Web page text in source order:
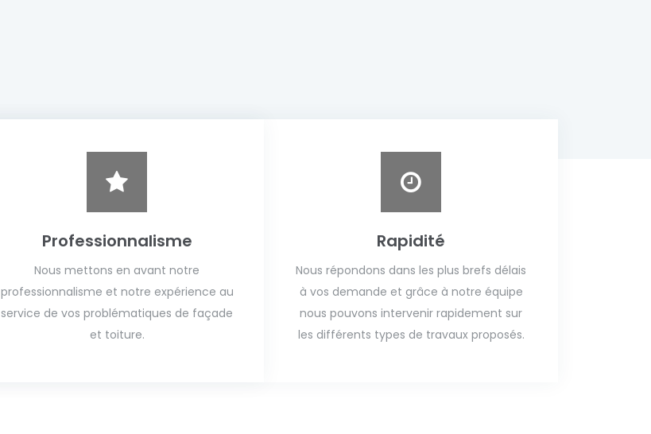
Professionnalisme
Nous mettons en avant notre
professionnalisme et notre expérience au
service de vos problématiques de façade
et toiture.
Rapidité
Nous répondons dans les plus brefs délais
à vos demande et grâce à notre équipe
nous pouvons intervenir rapidement sur
les différents types de travaux proposés.